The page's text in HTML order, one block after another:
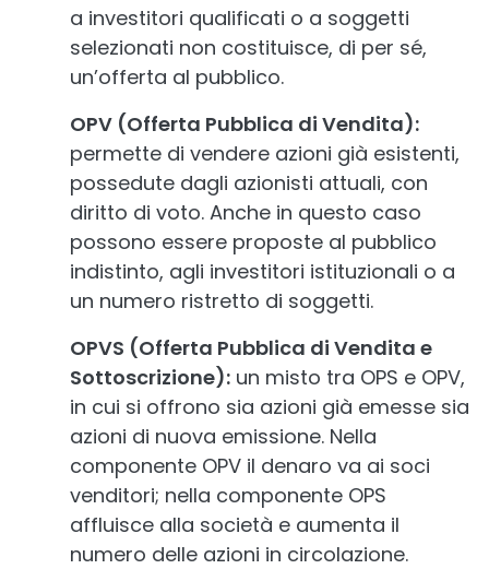
a investitori qualificati o a soggetti
selezionati non costituisce, di per sé,
un’offerta al pubblico.
OPV (Offerta Pubblica di Vendita):
permette di vendere azioni già esistenti,
possedute dagli azionisti attuali, con
diritto di voto. Anche in questo caso
possono essere proposte al pubblico
indistinto, agli investitori istituzionali o a
un numero ristretto di soggetti.
OPVS (Offerta Pubblica di Vendita e
Sottoscrizione): un misto tra OPS e OPV,
in cui si offrono sia azioni già emesse sia
azioni di nuova emissione. Nella
componente OPV il denaro va ai soci
venditori; nella componente OPS
affluisce alla società e aumenta il
numero delle azioni in circolazione.